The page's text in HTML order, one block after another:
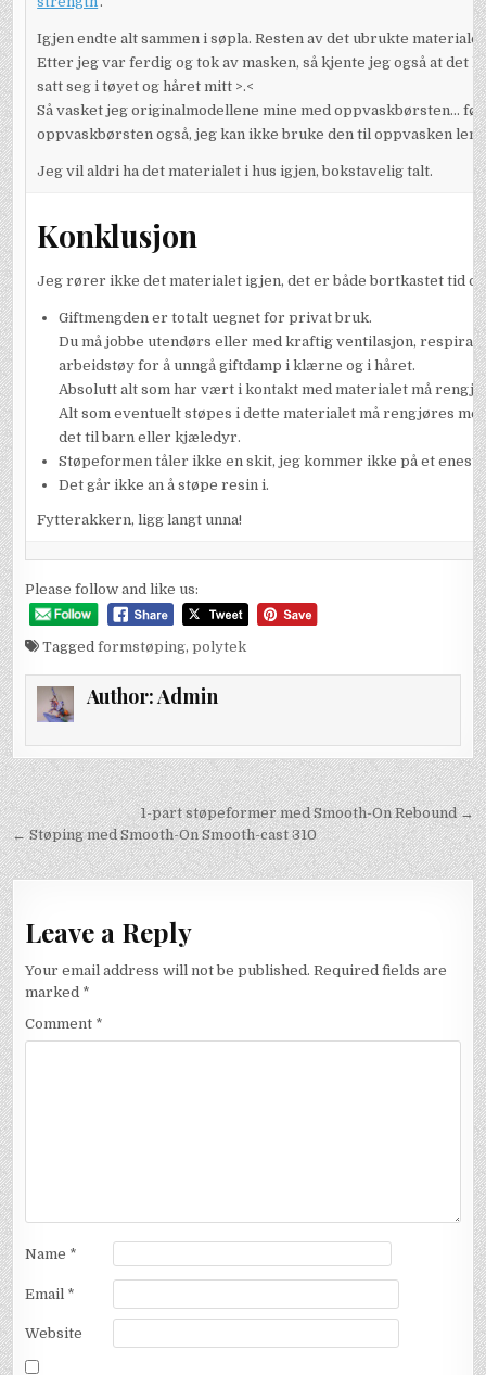
Igjen endte alt sammen i søpla. Resten av det ubrukte materialet
Etter jeg var ferdig og tok av masken, så kjente jeg også at det
satt seg i tøyet og håret mitt >.<
Så vasket jeg originalmodellene mine med oppvaskbørsten…
oppvaskbørsten også, jeg kan ikke bruke den til oppvasken
Jeg vil aldri ha det materialet i hus igjen, bokstavelig talt.
Konklusjon
Jeg rører ikke det materialet igjen, det er både bortkastet tid
Giftmengden er totalt uegnet for privat bruk.
Du må jobbe utendørs eller med kraftig ventilasjon,
arbeidstøy for å unngå giftdamp i klærne og i håret.
Absolutt alt som har vært i kontakt med materialet må
Alt som eventuelt støpes i dette materialet må rengjøres
det til barn eller kjæledyr.
Støpeformen tåler ikke en skit, jeg kommer ikke på et
Det går ikke an å støpe resin i.
Fytterakkern, ligg langt unna!
Please follow and like us:
Taggedformstøping,polytek
Author:Admin
Post
navigation
1-part støpeformer med Smooth-On Rebound →
← Støping med Smooth-On Smooth-cast 310
Leave a Reply
Your email address will not be published. Required fields are
marked *
Comment *
Name *
Email *
Website